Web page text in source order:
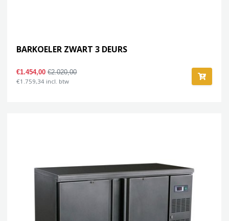
BARKOELER ZWART 3 DEURS
€1.454,00€2.020,00
€1.759,34 incl. btw